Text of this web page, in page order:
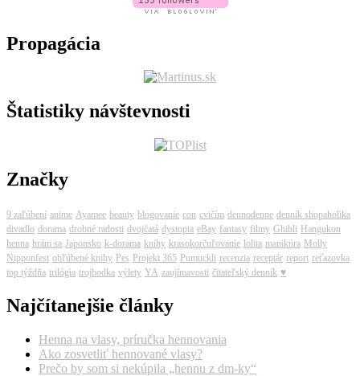
Propagácia
Štatistiky návštevnosti
Značky
9 zaľúbení anime Ayamee beauty blogovanie con cvičím dennodenne denník shopaholika
divadlo dorama drobné radosti dvojčatá dystopia eBay fantasy filmy Ghibli Hangukon
henna hrám sa Japonsko k-dorama knihy krasokorčuľovanie lolita manikúra Molly
Nipponfest obľúbené knihy Pes Projekt 365 Pumuckli recenzia receptár report reťazovka
top týždňa trilógia trojbodka výlety YA zaujímavosti čitateľský denník ♥
Najčítanejšie články
Henna na vlasy, príručka hennovania
Ako zosvetliť hennované vlasy?
Prečo by som si nekúpila „hennu z dm-ky“